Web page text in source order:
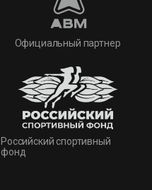
Официальный партнер
Российский спортивный
фонд